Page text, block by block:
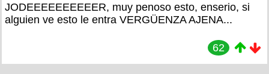
JODEEEEEEEEEER, muy penoso esto, enserio, si
alguien ve esto le entra VERGÜENZA AJENA...
62